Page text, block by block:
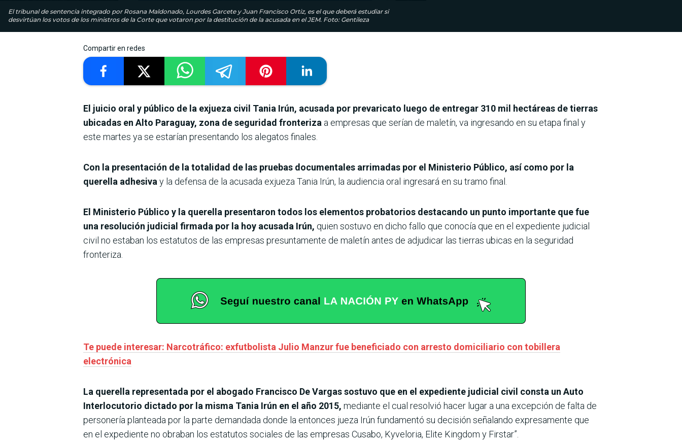
El tribunal de sentencia integrado por Rosana Maldonado, Lourdes Garcete y Juan Francisco Ortiz, es el que deberá estudiar si
desvirtúan los votos de los ministros de la Corte que votaron por la destitución de la acusada en el JEM. Foto: Gentileza
Compartir en redes
El juicio oral y público de la exjueza civil Tania Irún, acusada por prevaricato luego de entregar 310 mil hectáreas de tierras
ubicadas en Alto Paraguay, zona de seguridad fronteriza a empresas que serían de maletín, va ingresando en su etapa final y
este martes ya se estarían presentando los alegatos finales.
Con la presentación de la totalidad de las pruebas documentales arrimadas por el Ministerio Público, así como por la
querella adhesivay la defensa de la acusada exjueza Tania Irún, la audiencia oral ingresará en su tramo final.
El Ministerio Público y la querella presentaron todos los elementos probatorios destacando un punto importante que fue
una resolución judicial firmada por la hoy acusada Irún, quien sostuvo en dicho fallo que conocía que en el expediente judicial
civil no estaban los estatutos de las empresas presuntamente de maletín antes de adjudicar las tierras ubicas en la seguridad
fronteriza.
Te puede interesar: Narcotráfico: exfutbolista Julio Manzur fue beneficiado con arresto domiciliario con tobillera
electrónica
La querella representada por el abogado Francisco De Vargas sostuvo que en el expediente judicial civil consta un Auto
Interlocutorio dictado por la misma Tania Irún en el año 2015, mediante el cual resolvió hacer lugar a una excepción de falta de
personería planteada por la parte demandada donde la entonces jueza Irún fundamentó su decisión señalando expresamente que
en el expediente no obraban los estatutos sociales de las empresas Cusabo, Kyveloria, Elite Kingdom y Firstar”.